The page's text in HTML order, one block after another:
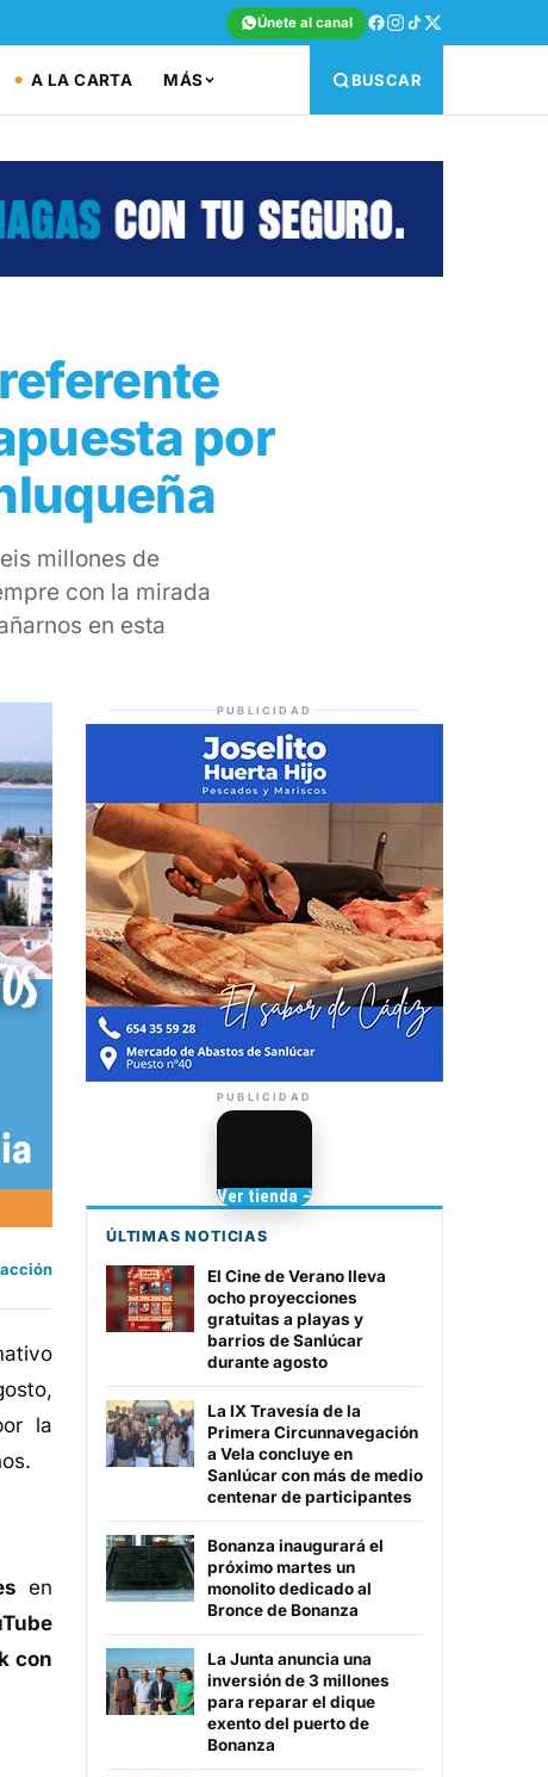
Únete al canal
A LA CARTA MÁS BUSCAR
por
millones de
con la mirada
en esta
la
en
con
PUBLICIDAD
PUBLICIDAD
TIENDA DE
BARRAMEDIA
Camisetas de Sanlúcar
Ver tienda →
ÚLTIMAS NOTICIAS
El Cine de Verano lleva
ocho proyecciones
gratuitas a playas y
barrios de Sanlúcar
durante agosto
La IX Travesía de la
Primera Circunnavegación
a Vela concluye en
Sanlúcar con más de medio
centenar de participantes
Bonanza inaugurará el
próximo martes un
monolito dedicado al
Bronce de Bonanza
La Junta anuncia una
inversión de 3 millones
para reparar el dique
exento del puerto de
Bonanza